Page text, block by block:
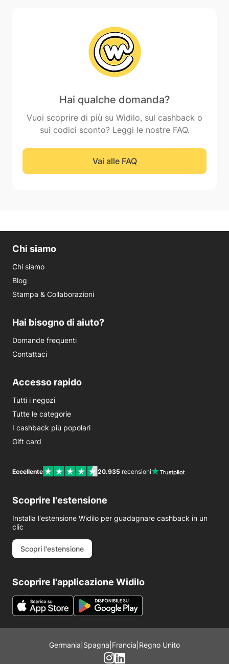
Hai qualche domanda?
Vuoi scoprire di più su Widilo, sul cashback o
sui codici sconto? Leggi le nostre FAQ.
Vai alle FAQ
Chi siamo
Chi siamo
Blog
Stampa & Collaborazioni
Hai bisogno di aiuto?
Domande frequenti
Contattaci
Accesso rapido
Tutti i negozi
Tutte le categorie
I cashback più popolari
Gift card
Eccellente 20.935 recensioni
Scoprire l'estensione
Installa l'estensione Widilo per guadagnare cashback in un
clic
Scopri l'estensione
Scoprire l'applicazione Widilo
Germania Spagna Francia Regno Unito